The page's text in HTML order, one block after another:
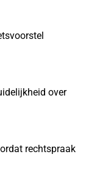
over
rechtspraak